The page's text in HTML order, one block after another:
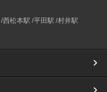
西松本駅 平田駅 村井駅